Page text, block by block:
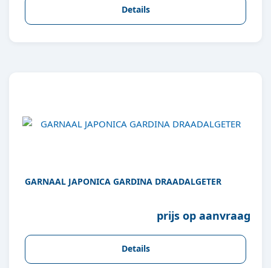
Details
GARNAAL JAPONICA GARDINA DRAADALGETER
prijs op aanvraag
Details